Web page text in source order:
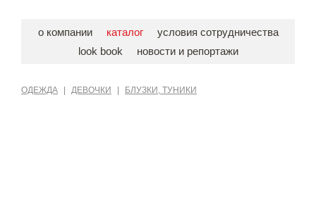
о компании каталог
условия сотрудничества
look book
новости и репортажи
ОДЕЖДА ДЕВОЧКИ БЛУЗКИ, ТУНИКИ